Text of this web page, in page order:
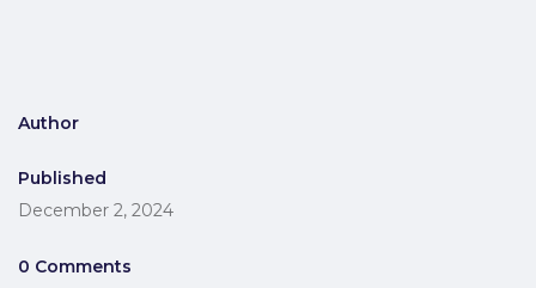
Author
Published
December 2, 2024
0 Comments